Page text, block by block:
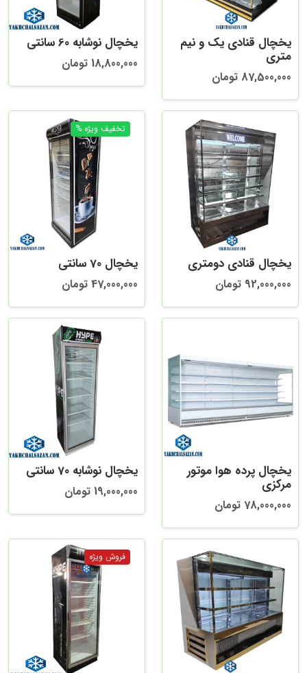
یخچال قنادی یک و نیم
متری
87,500,000 تومان
یخچال نوشابه 60 سانتی
18,800,000 تومان
یخچال قنادی دومتری
92,000,000 تومان
یخچال 70 سانتی
47,000,000 تومان
یخچال پرده هوا موتور
مرکزی
78,000,000 تومان
یخچال نوشابه 70 سانتی
19,000,000 تومان